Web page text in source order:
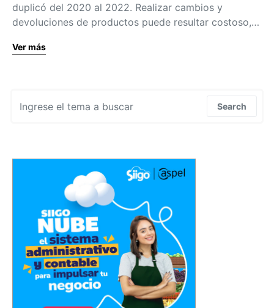
duplicó del 2020 al 2022. Realizar cambios y
devoluciones de productos puede resultar costoso,…
Ver más
Search